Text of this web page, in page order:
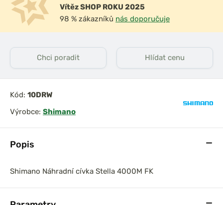
Shimano Naviják Big
Baitrunner LC 14000
Popis
Shimano Náhradní cívka Stella 4000M FK
Vítěz SHOP ROKU 2025
98 % zákazníků nás doporučuje
Chci poradit Hlídat cenu
Kód: 10DRW
Výrobce: Shimano